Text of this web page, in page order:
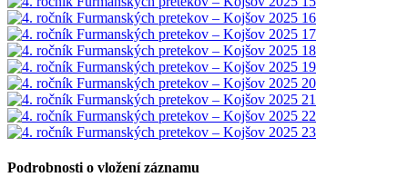
Podrobnosti o vložení záznamu